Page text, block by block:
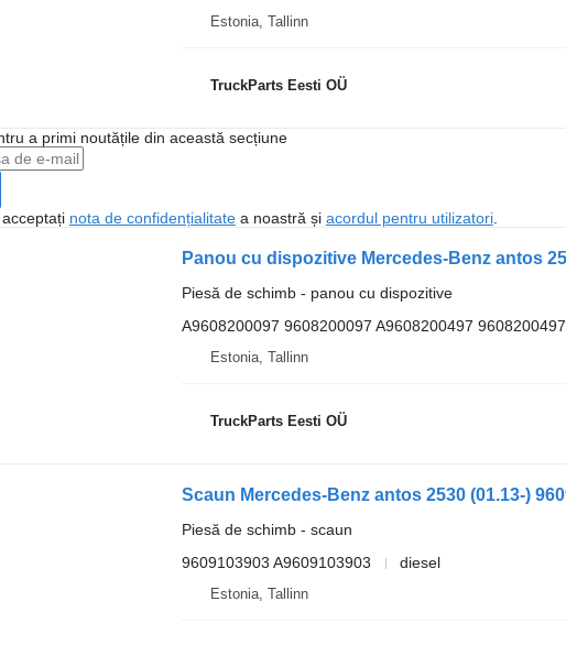
Estonia, Tallinn
TruckParts Eesti OÜ
a primi noutățile din această secțiune
nota de confidențialitatea noastră și acordul pentru utilizatori.
Piesă de schimb - panou cu dispozitive
A9608200097 9608200097 A9608200497 9608200497
Estonia, Tallinn
TruckParts Eesti OÜ
Piesă de schimb - scaun
9609103903 A9609103903
diesel
Estonia, Tallinn